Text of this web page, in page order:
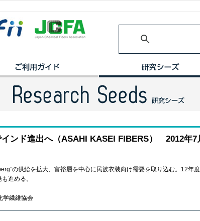
ンド進出へ（ASAHI KASEI FIBERS） 2012年7
の供給を拡大、富裕層を中心に民族衣装向け需要を取り込む。12年
進める。
繊維協会